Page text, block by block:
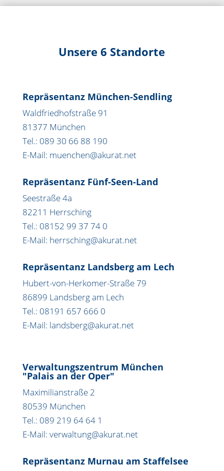
Unsere 6 Standorte
Repräsentanz München-Sendling
Waldfriedhofstraße 91
81377 München
Tel.: 089 30 66 88 190
E-Mail: muenchen@akurat.net
Repräsentanz Fünf-Seen-Land
Seestraße 4a
82211 Herrsching
Tel.: 08152 99 37 74 0
E-Mail: herrsching@akurat.net
Repräsentanz Landsberg am Lech
Hubert-von-Herkomer-Straße 79
86899 Landsberg am Lech
Tel.: 08191 657 666 0
E-Mail: landsberg@akurat.net
Verwaltungszentrum München
"Palais an der Oper"
Maximilianstraße 2
80539 München
Tel.: 089 219 64 64 1
E-Mail: verwaltung@akurat.net
Repräsentanz Murnau am Staffelsee